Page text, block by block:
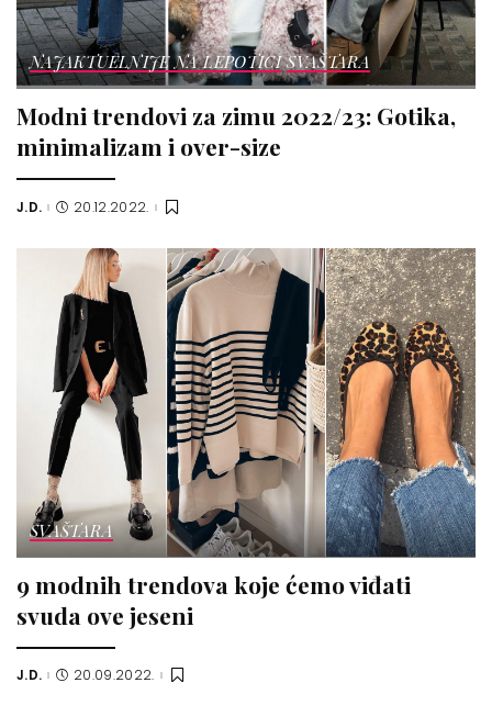
NAJAKTUELNIJE NA LEPOTICI SVAŠTARA
Modni trendovi za zimu 2022/23: Gotika,
minimalizam i over-size
Posted
J.D. 20.12.2022.
SVAŠTARA
9 modnih trendova koje ćemo viđati
svuda ove jeseni
Posted
J.D. 20.09.2022.